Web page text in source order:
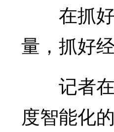
在抓好
量，抓好
记者在
度智能化